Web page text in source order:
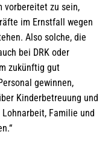
vorbereitet zu sein,
im Ernstfall wegen
Also solche, die
bei DRK oder
zukünftig gut
gewinnen,
Kinderbetreuung und
Familie und